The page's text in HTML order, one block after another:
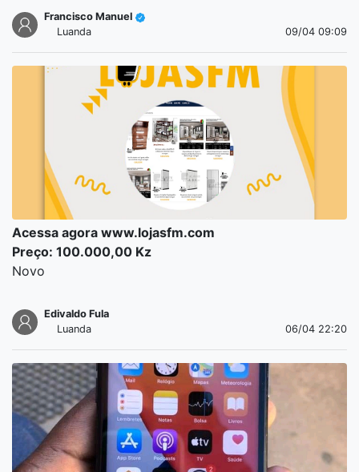
Francisco Manuel
Luanda
09/04 09:09
Acessa agora www.lojasfm.com
Preço: 100.000,00 Kz
Novo
Edivaldo Fula
Luanda
06/04 22:20